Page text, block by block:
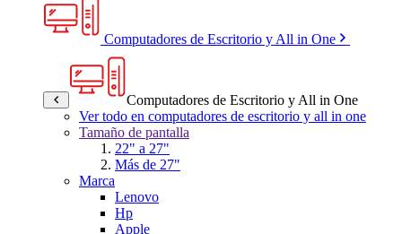
Computadores de Escritorio y All in One
Computadores de Escritorio y All in One
Ver todo en computadores de escritorio y all in one
Tamaño de pantalla
22" a 27"
Más de 27"
Marca
Lenovo
Hp
Apple